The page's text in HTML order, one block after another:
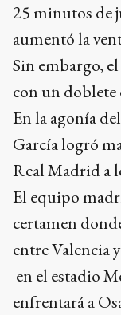
25 minutos de
aumentó la
Sin embargo,
con un doblete
En la agonía
García logró
Real Madrid a
El equipo
certamen
entre Valencia
en el estadio
enfrentará a